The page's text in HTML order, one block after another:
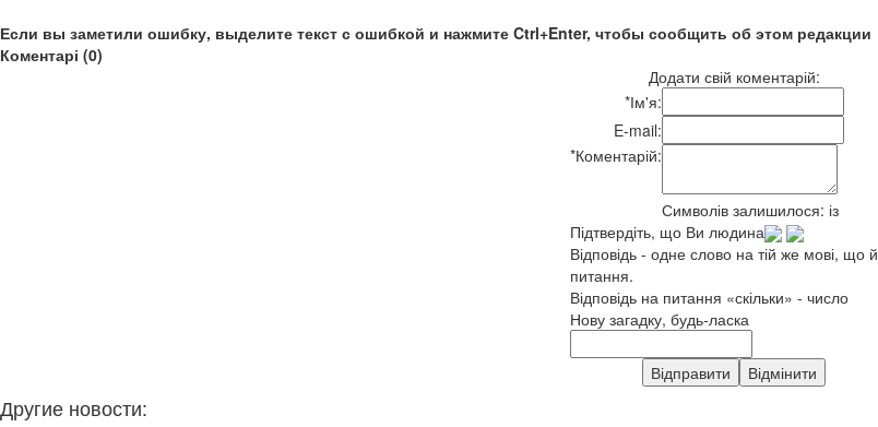
Если вы заметили ошибку, выделите текст с ошибкой и нажмите Ctrl+Enter, чтобы сообщить об этом редакции
Коментарі (0)
Додати свій коментарій:
*Ім'я:
E-mail:
*Коментарій:
Символів залишилося: із
Підтвердіть, що Ви людина
Відповідь - одне слово на тій же мові, що й
питання.
Відповідь на питання «скільки» - число
Нову загадку, будь-ласка
Другие новости: